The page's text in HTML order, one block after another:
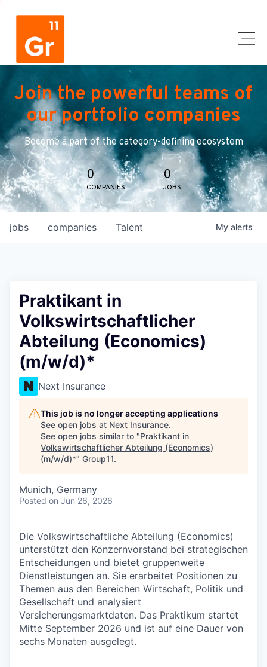
Join the powerful teams of
our portfolio companies
Become a part of the category-defining ecosystem
0
COMPANIES
0
JOBS
jobs companies Talent My alerts
Praktikant in
Volkswirtschaftlicher
Abteilung (Economics)
(m/w/d)*
Next Insurance
This job is no longer accepting applications
See open jobs at Next Insurance.
See open jobs similar to "Praktikant in
Volkswirtschaftlicher Abteilung (Economics)
(m/w/d)*" Group11.
Munich, Germany
Posted on Jun 26, 2026
Die Volkswirtschaftliche Abteilung (Economics)
unterstützt den Konzernvorstand bei strategischen
Entscheidungen und bietet gruppenweite
Dienstleistungen an. Sie erarbeitet Positionen zu
Themen aus den Bereichen Wirtschaft, Politik und
Gesellschaft und analysiert
Versicherungsmarktdaten. Das Praktikum startet
Mitte September 2026 und ist auf eine Dauer von
sechs Monaten ausgelegt.